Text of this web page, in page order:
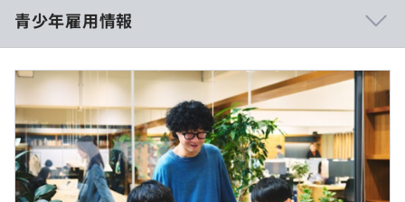
運用してきましたが、拡張性・耐久性・処理速度等のパフ
ォーマンスの向上を目指し、全社的にクラウドへの移行を
行いました。
AWSはメディアドゥが現在開発を進めているブロックチ
ェーン技術の利用や海外展開にも最適かつ、AWSに切り替
えたことにより可用性と冗長性が高まり、システムの稼働
率上昇および障害・災害発生時の耐障害性を兼ね備えた環
境が整いました。
休憩時間：休憩：1時間
平均残業時間：インターンシップのため、基本残業はあり
ません
インターンシップのため、休日休暇はありません
青少年雇用情報
過去３年間の新卒採用者数・離職者数
前年度 採用者数6人 離職者数0人
2年度前 採用者数10人 離職者数2人
3年度前 採用者数9人 離職者数3人